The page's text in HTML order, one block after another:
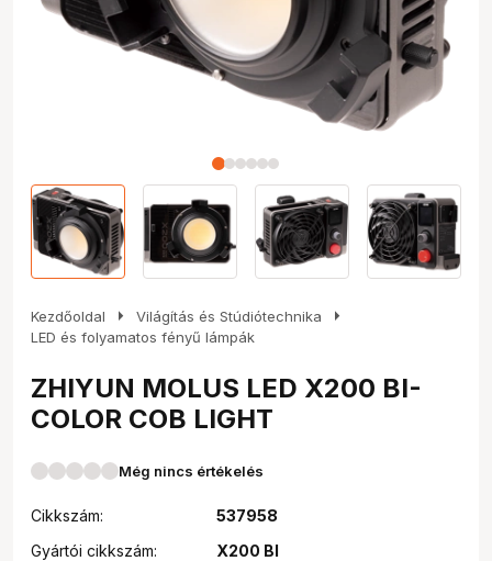
Kezdőoldal arrow_right Világítás és Stúdiótechnika arrow_right
LED és folyamatos fényű lámpák
ZHIYUN MOLUS LED X200 BI-
COLOR COB LIGHT
Még nincs értékelés
Cikkszám:
537958
Gyártói cikkszám:
X200 BI